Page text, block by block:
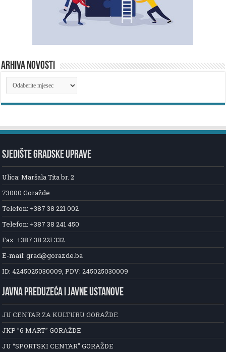
ARHIVA NOVOSTI
ARHIVA
NOVOSTI
SJEDIŠTE GRADSKE UPRAVE
Ulica: Maršala Tita br. 2
73000 Goražde
Telefon: +387 38 221 002
Telefon: +387 38 241 450
Fax :+387 38 221 332
E-mail: grad@gorazde.ba
ID: 4245025030009, PDV: 245025030009
JAVNA PREDUZEĆA I JAVNE USTANOVE
JU CENTAR ZA KULTURU GORAŽDE
JKP ”6 MART” GORAŽDE
JU “SPORTSKI CENTAR” GORAŽDE